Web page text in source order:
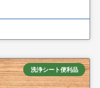
洗浄シート便利品